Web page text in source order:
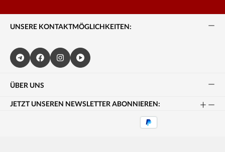
UNSERE KONTAKTMÖGLICHKEITEN:
ÜBER UNS
JETZT UNSEREN NEWSLETTER ABONNIEREN: